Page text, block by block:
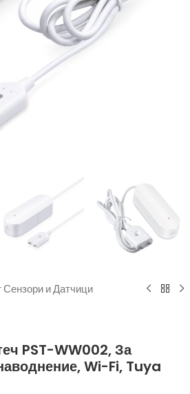
и Датчици
PST-WW002, За
Wi-Fi, Tuya